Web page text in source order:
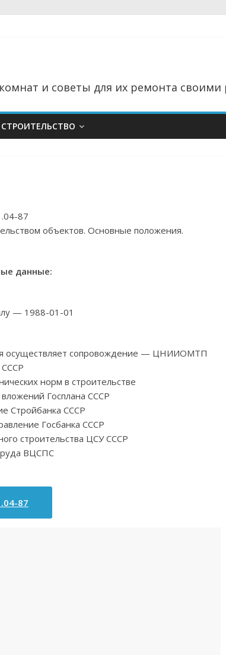
и советы для их ремонта
СТРОИТЕЛЬСТВО
87
объектов. Основные положения.
данные:
— 1988-01-01
осуществляет сопровождение — ЦНИИОМТП
СССР
норм в строительстве
Госплана СССР
Стройбанка СССР
Госбанка СССР
строительства ЦСУ СССР
ВЦСПС
87